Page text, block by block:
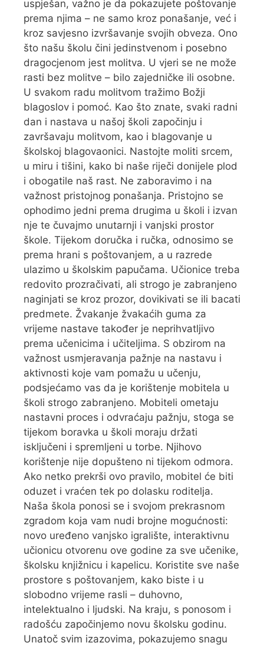
uspješan, važno je da pokazujete poštovanje
prema njima – ne samo kroz ponašanje, već i
kroz savjesno izvršavanje svojih obveza. Ono
što našu školu čini jedinstvenom i posebno
dragocjenom jest molitva. U vjeri se ne može
rasti bez molitve – bilo zajedničke ili osobne.
U svakom radu molitvom tražimo Božji
blagoslov i pomoć. Kao što znate, svaki radni
dan i nastava u našoj školi započinju i
završavaju molitvom, kao i blagovanje u
školskoj blagovaonici. Nastojte moliti srcem,
u miru i tišini, kako bi naše riječi donijele plod
i obogatile naš rast. Ne zaboravimo i na
važnost pristojnog ponašanja. Pristojno se
ophodimo jedni prema drugima u školi i izvan
nje te čuvajmo unutarnji i vanjski prostor
škole. Tijekom doručka i ručka, odnosimo se
prema hrani s poštovanjem, a u razrede
ulazimo u školskim papučama. Učionice treba
redovito prozračivati, ali strogo je zabranjeno
naginjati se kroz prozor, dovikivati se ili bacati
predmete. Žvakanje žvakaćih guma za
vrijeme nastave također je neprihvatljivo
prema učenicima i učiteljima. S obzirom na
važnost usmjeravanja pažnje na nastavu i
aktivnosti koje vam pomažu u učenju,
podsjećamo vas da je korištenje mobitela u
školi strogo zabranjeno. Mobiteli ometaju
nastavni proces i odvraćaju pažnju, stoga se
tijekom boravka u školi moraju držati
isključeni i spremljeni u torbe. Njihovo
korištenje nije dopušteno ni tijekom odmora.
Ako netko prekrši ovo pravilo, mobitel će biti
oduzet i vraćen tek po dolasku roditelja.
Naša škola ponosi se i svojom prekrasnom
zgradom koja vam nudi brojne mogućnosti:
novo uređeno vanjsko igralište, interaktivnu
učionicu otvorenu ove godine za sve učenike,
školsku knjižnicu i kapelicu. Koristite sve naše
prostore s poštovanjem, kako biste i u
slobodno vrijeme rasli – duhovno,
intelektualno i ljudski. Na kraju, s ponosom i
radošću započinjemo novu školsku godinu.
Unatoč svim izazovima, pokazujemo snagu